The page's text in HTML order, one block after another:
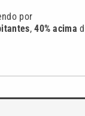
por
,40% acima